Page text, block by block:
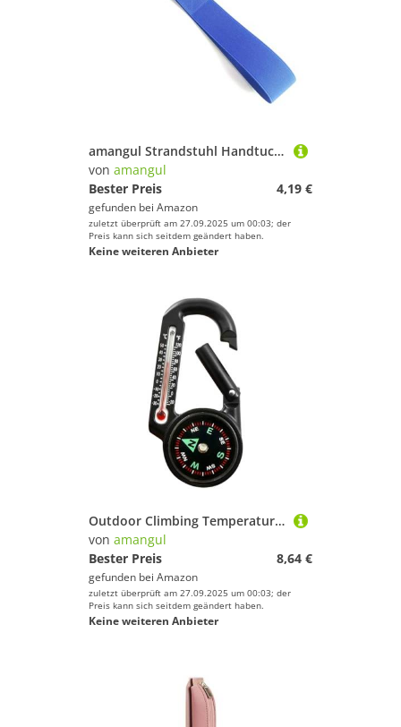
amangul Strandstuhl Handtuchband Elastischer Riemen Praktische Badclips Dehnbar Für Outdoor Aktivität Strand Praktischer Clip Dehnungsgurt
von amangul
Bester Preis
4,19 €
gefunden bei Amazon
zuletzt überprüft am 27.09.2025 um 00:03; der
Preis kann sich seitdem geändert haben.
Keine weiteren Anbieter
Outdoor Climbing Temperature Tester Helping Survival Device Keychain Multifunctional Camping Compasses Thermometers Multifunctional Carabiner Compasses
von amangul
Bester Preis
8,64 €
gefunden bei Amazon
zuletzt überprüft am 27.09.2025 um 00:03; der
Preis kann sich seitdem geändert haben.
Keine weiteren Anbieter